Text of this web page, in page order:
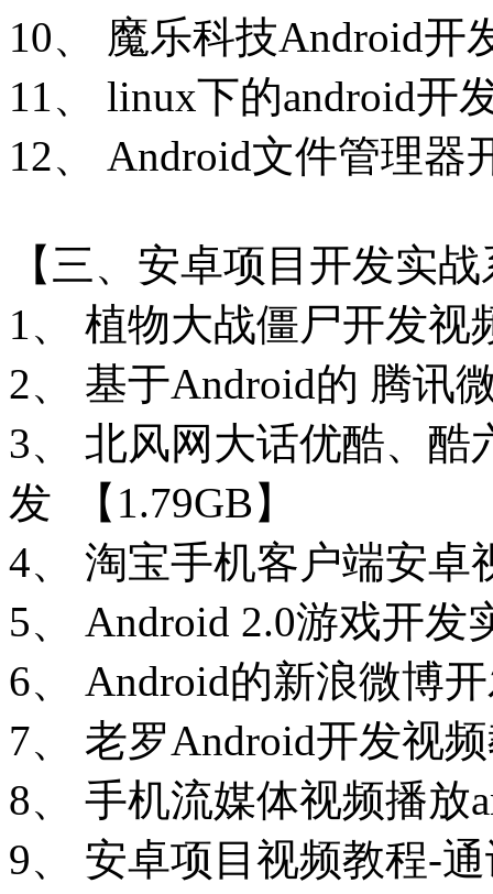
10、 魔乐科技
11、 linux下的android
12、 Android文件管理
【三、安卓项目开发实
1、 植物大战僵尸开发
2、 基于Android的 腾
3、 北风网大话优酷、酷
发 【1.79GB】
4、 淘宝手机客户端安
5、 Android 2.0游戏开
6、 Android的新浪微
7、 老罗Android开发
8、 手机流媒体视频播放
9、 安卓项目视频教程-